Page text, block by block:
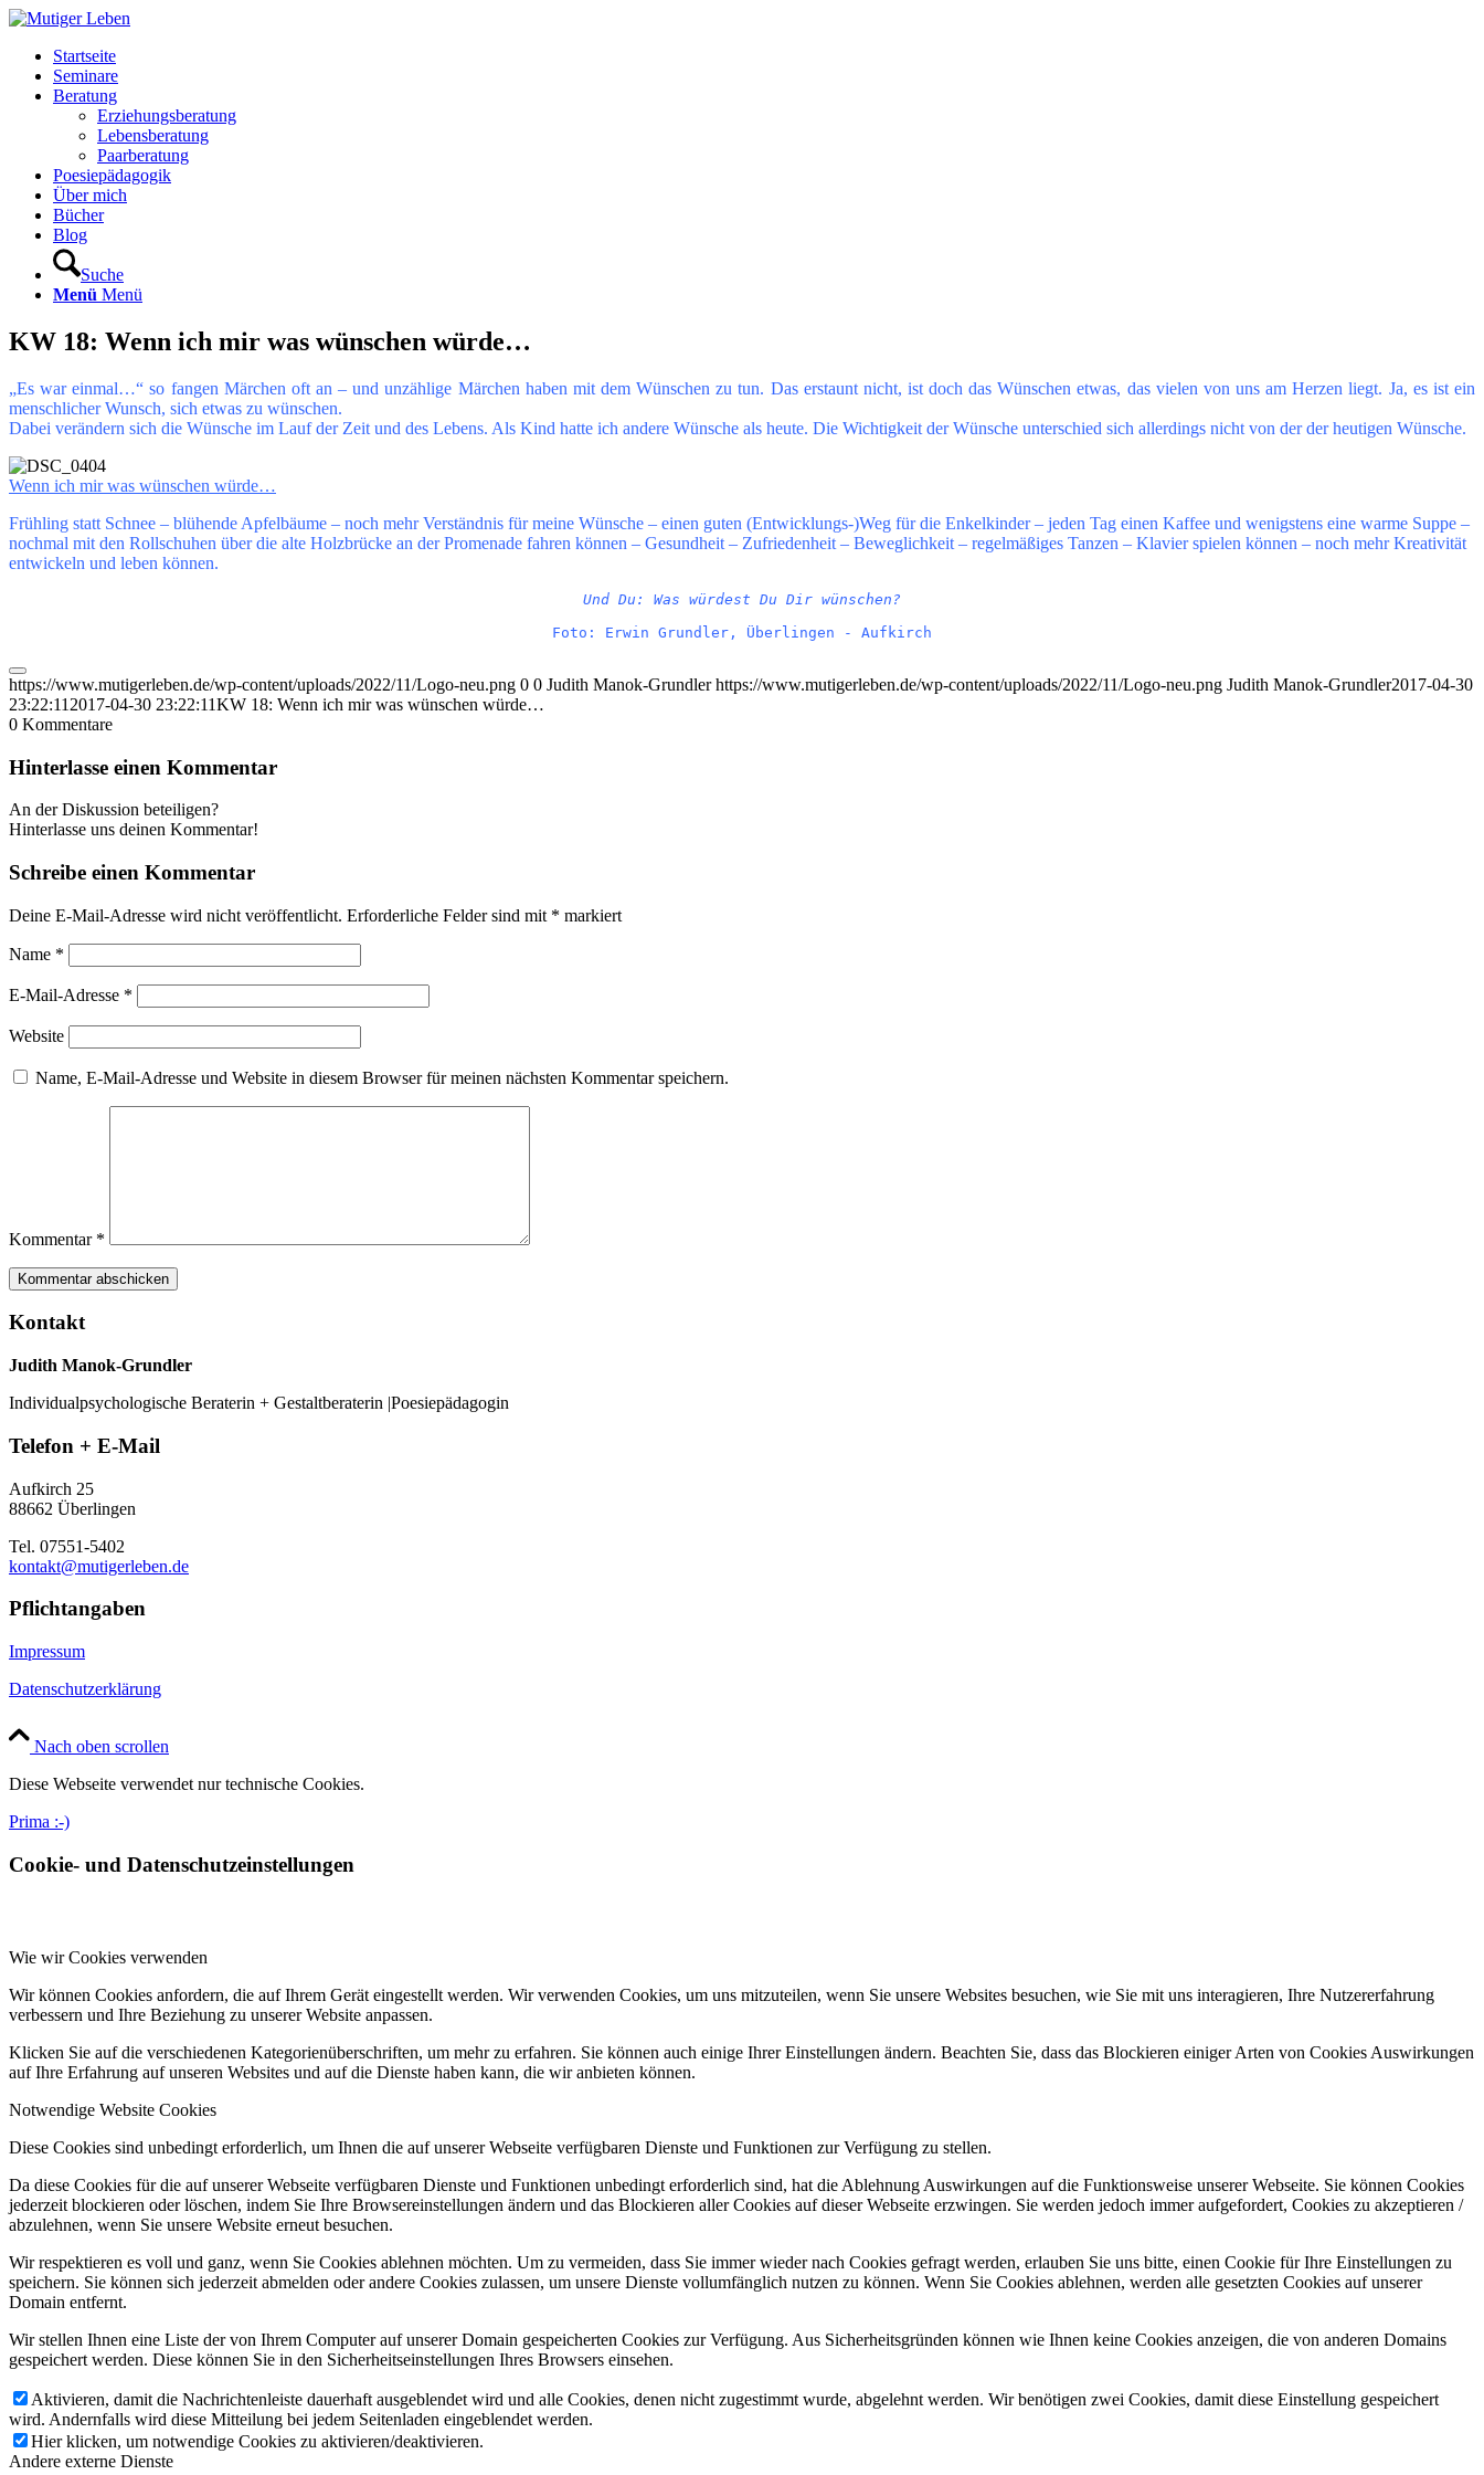
Startseite
Seminare
Beratung
Erziehungsberatung
Lebensberatung
Paarberatung
Poesiepädagogik
Über mich
Bücher
Blog
Suche
Menü Menü
KW 18: Wenn ich mir was wünschen würde…
„Es war einmal…“ so fangen Märchen oft an – und unzählige Märchen haben mit dem Wünschen zu tun. Das erstaunt nicht, ist doch das Wünschen etwas, das vielen von uns am Herzen liegt. Ja, es ist ein
menschlicher Wunsch, sich etwas zu wünschen.
Dabei verändern sich die Wünsche im Lauf der Zeit und des Lebens. Als Kind hatte ich andere Wünsche als heute. Die Wichtigkeit der Wünsche unterschied sich allerdings nicht von der der heutigen Wünsche.
Wenn ich mir was wünschen würde…
Frühling statt Schnee – blühende Apfelbäume – noch mehr Verständnis für meine Wünsche – einen guten (Entwicklungs-)Weg für die Enkelkinder – jeden Tag einen Kaffee und wenigstens eine warme Suppe –
nochmal mit den Rollschuhen über die alte Holzbrücke an der Promenade fahren können – Gesundheit – Zufriedenheit – Beweglichkeit – regelmäßiges Tanzen – Klavier spielen können – noch mehr Kreativität
entwickeln und leben können.
Und Du: Was würdest Du Dir wünschen?
https://www.mutigerleben.de/wp-content/uploads/2022/11/Logo-neu.png 0 0 Judith Manok-Grundler https://www.mutigerleben.de/wp-content/uploads/2022/11/Logo-neu.png Judith Manok-Grundler2017-04-30
23:22:11 2017-04-30 23:22:11KW 18: Wenn ich mir was wünschen würde…
0 Kommentare
Hinterlasse einen Kommentar
An der Diskussion beteiligen?
Hinterlasse uns deinen Kommentar!
Schreibe einen Kommentar
Deine E-Mail-Adresse wird nicht veröffentlicht. Erforderliche Felder sind mit * markiert
Name *
E-Mail-Adresse *
Website
Name, E-Mail-Adresse und Website in diesem Browser für meinen nächsten Kommentar speichern.
Kommentar *
Kontakt
Judith Manok-Grundler
Individualpsychologische Beraterin + Gestaltberaterin |Poesiepädagogin
Telefon + E-Mail
Aufkirch 25
88662 Überlingen
Tel. 07551-5402
kontakt@mutigerleben.de
Pflichtangaben
Impressum
Datenschutzerklärung
Nach oben scrollen
Diese Webseite verwendet nur technische Cookies.
Prima :-)
Cookie- und Datenschutzeinstellungen
Wie wir Cookies verwenden
Wir können Cookies anfordern, die auf Ihrem Gerät eingestellt werden. Wir verwenden Cookies, um uns mitzuteilen, wenn Sie unsere Websites besuchen, wie Sie mit uns interagieren, Ihre Nutzererfahrung
verbessern und Ihre Beziehung zu unserer Website anpassen.
Klicken Sie auf die verschiedenen Kategorienüberschriften, um mehr zu erfahren. Sie können auch einige Ihrer Einstellungen ändern. Beachten Sie, dass das Blockieren einiger Arten von Cookies Auswirkungen
auf Ihre Erfahrung auf unseren Websites und auf die Dienste haben kann, die wir anbieten können.
Notwendige Website Cookies
Diese Cookies sind unbedingt erforderlich, um Ihnen die auf unserer Webseite verfügbaren Dienste und Funktionen zur Verfügung zu stellen.
Da diese Cookies für die auf unserer Webseite verfügbaren Dienste und Funktionen unbedingt erforderlich sind, hat die Ablehnung Auswirkungen auf die Funktionsweise unserer Webseite. Sie können Cookies
jederzeit blockieren oder löschen, indem Sie Ihre Browsereinstellungen ändern und das Blockieren aller Cookies auf dieser Webseite erzwingen. Sie werden jedoch immer aufgefordert, Cookies zu akzeptieren /
abzulehnen, wenn Sie unsere Website erneut besuchen.
Wir respektieren es voll und ganz, wenn Sie Cookies ablehnen möchten. Um zu vermeiden, dass Sie immer wieder nach Cookies gefragt werden, erlauben Sie uns bitte, einen Cookie für Ihre Einstellungen zu
speichern. Sie können sich jederzeit abmelden oder andere Cookies zulassen, um unsere Dienste vollumfänglich nutzen zu können. Wenn Sie Cookies ablehnen, werden alle gesetzten Cookies auf unserer
Domain entfernt.
Wir stellen Ihnen eine Liste der von Ihrem Computer auf unserer Domain gespeicherten Cookies zur Verfügung. Aus Sicherheitsgründen können wie Ihnen keine Cookies anzeigen, die von anderen Domains
gespeichert werden. Diese können Sie in den Sicherheitseinstellungen Ihres Browsers einsehen.
Aktivieren, damit die Nachrichtenleiste dauerhaft ausgeblendet wird und alle Cookies, denen nicht zugestimmt wurde, abgelehnt werden. Wir benötigen zwei Cookies, damit diese Einstellung gespeichert
wird. Andernfalls wird diese Mitteilung bei jedem Seitenladen eingeblendet werden.
Hier klicken, um notwendige Cookies zu aktivieren/deaktivieren.
Andere externe Dienste